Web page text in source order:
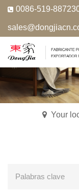
0086-519-
Your